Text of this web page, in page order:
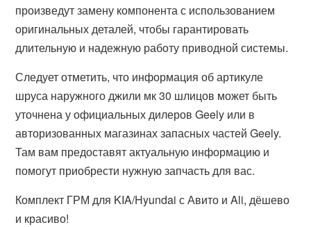
произведут замену компонента с использованием
оригинальных деталей, чтобы гарантировать
длительную и надежную работу приводной системы.
Следует отметить, что информация об артикуле
шруса наружного джили мк 30 шлицов может быть
уточнена у официальных дилеров Geely или в
авторизованных магазинах запасных частей Geely.
Там вам предоставят актуальную информацию и
помогут приобрести нужную запчасть для вас.
Комплект ГРМ для KIA/Hyundai с Авито и Ali, дёшево
и красиво!